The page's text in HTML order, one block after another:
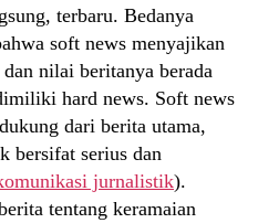
terbaru. Bedanya
soft news menyajikan
nilai beritanya berada
hard news. Soft news
dari berita utama,
bersifat serius dan
jurnalistik).
tentang keramaian